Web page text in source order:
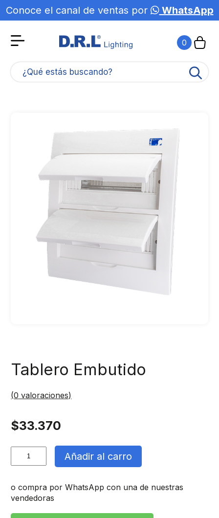
Conoce el canal de ventas por WhatsApp
0
¿Qué estás buscando?
Tablero Embutido
(0 valoraciones)
$33.370
Tablero
Añadir al carro
o compra por WhatsApp con una de nuestras
vendedoras